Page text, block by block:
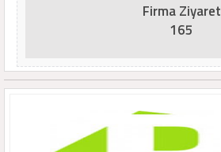
Firma Ziyaret
165